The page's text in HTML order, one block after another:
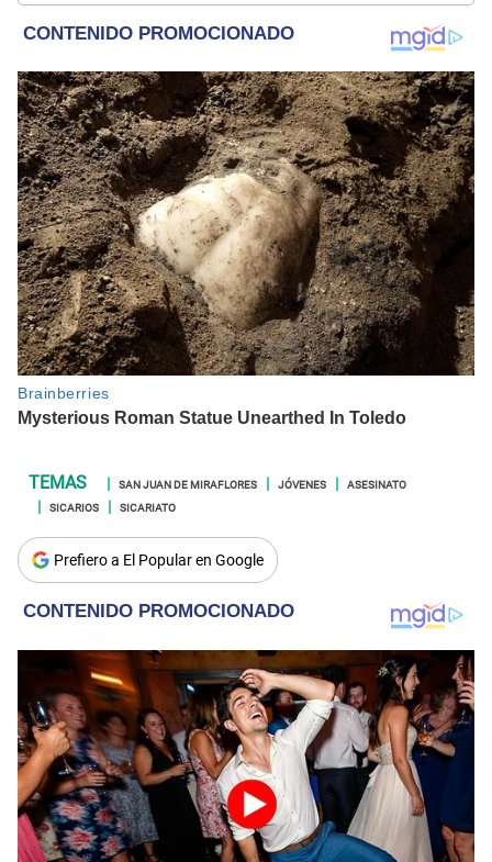
internacional, trucos caseros y educación.
SAN JUAN DE MIRAFLORES JÓVENES
ASESINATO
SICARIOS
SICARIATO
Prefiero a El Popular en Google